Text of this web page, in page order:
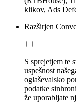
klikov, Ads
Razširjen
S sprejetjem te
uspešnost
oglaševalsko
podatke
že uporabljate